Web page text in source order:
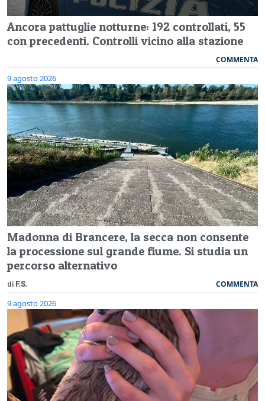
Ancora pattuglie notturne: 192 controllati, 55
con precedenti. Controlli vicino alla stazione
COMMENTA
9 agosto 2026
Madonna di Brancere, la secca non consente
la processione sul grande fiume. Si studia un
percorso alternativo
di F.S. COMMENTA
9 agosto 2026